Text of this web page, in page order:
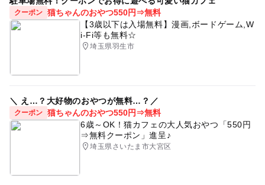
クーポン 猫ちゃんのおやつ550円⇒無料
【3歳以下は入場無料】漫画,ボードゲーム,W
i-Fi等も無料☆
埼玉県羽生市
＼ え…？大好物のおやつが無料…？／
クーポン 猫ちゃんのおやつ550円⇒無料
6歳～OK！猫カフェの大人気おやつ「550円
⇒無料クーポン」進呈♪
埼玉県さいたま市大宮区